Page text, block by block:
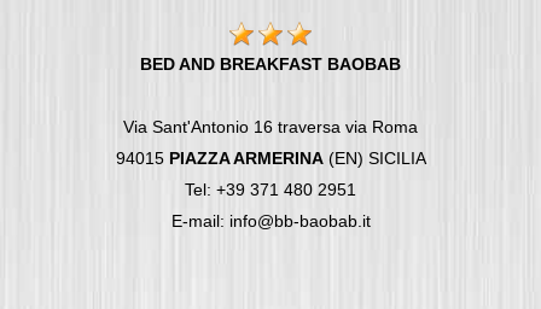
BED AND BREAKFAST BAOBAB
Via Sant'Antonio 16 traversa via Roma
94015 PIAZZA ARMERINA(EN) SICILIA
Tel: +39 371 480 2951
E-mail: info@bb-baobab.it